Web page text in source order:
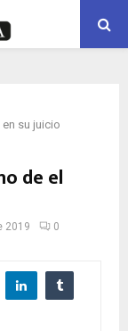
en su juicio
de el
2019
0